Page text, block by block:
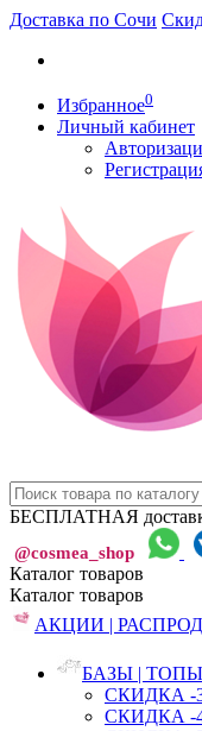
Доставка по Сочи
Избранное0
Личный кабинет
БЕСПЛАТНАЯ
@cosmea_shop
Каталог товаров
Каталог товаров
АКЦИИ |
БАЗЫ | ТОПЫ
СКИДКА -
СКИДКА -